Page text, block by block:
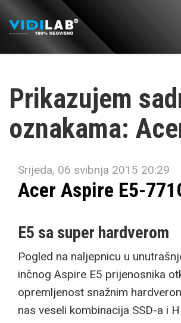
Prikazujem
oznakama:
Srijeda, 06 svibnja 2015 20:29
Acer Aspire E5-
E5 sa super hardverom
Pogled na naljepnicu u
inčnog Aspire E5 prijenosnika
opremljenost snažnim
nas veseli kombinacija SSD-a i